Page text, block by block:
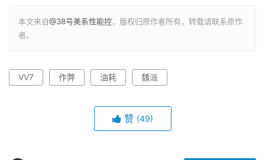
本文来自@38号美系性能控，版权归原作者所有，转载请联系原作
者。
VV7 作弊 油耗 魏派
赞 (49)